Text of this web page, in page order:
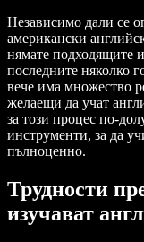
Независимо дали се
американски
нямате подходящите
последните няколко
вече има множество
желаещи да учат
за този процес по-
инструменти, за да
пълноценно.
Трудности
изучават